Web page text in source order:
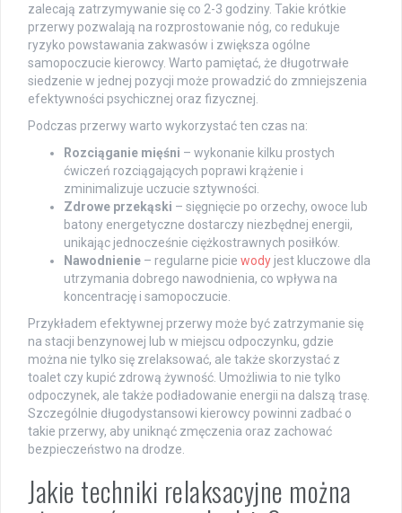
zalecają zatrzymywanie się co 2-3 godziny. Takie krótkie
przerwy pozwalają na rozprostowanie nóg, co redukuje
ryzyko powstawania zakwasów i zwiększa ogólne
samopoczucie kierowcy. Warto pamiętać, że długotrwałe
siedzenie w jednej pozycji może prowadzić do zmniejszenia
efektywności psychicznej oraz fizycznej.
Podczas przerwy warto wykorzystać ten czas na:
Rozciąganie mięśni – wykonanie kilku prostych
ćwiczeń rozciągających poprawi krążenie i
zminimalizuje uczucie sztywności.
Zdrowe przekąski – sięgnięcie po orzechy, owoce lub
batony energetyczne dostarczy niezbędnej energii,
unikając jednocześnie ciężkostrawnych posiłków.
Nawodnienie – regularne picie wody jest kluczowe dla
utrzymania dobrego nawodnienia, co wpływa na
koncentrację i samopoczucie.
Przykładem efektywnej przerwy może być zatrzymanie się
na stacji benzynowej lub w miejscu odpoczynku, gdzie
można nie tylko się zrelaksować, ale także skorzystać z
toalet czy kupić zdrową żywność. Umożliwia to nie tylko
odpoczynek, ale także podładowanie energii na dalszą trasę.
Szczególnie długodystansowi kierowcy powinni zadbać o
takie przerwy, aby uniknąć zmęczenia oraz zachować
bezpieczeństwo na drodze.
Jakie techniki relaksacyjne można